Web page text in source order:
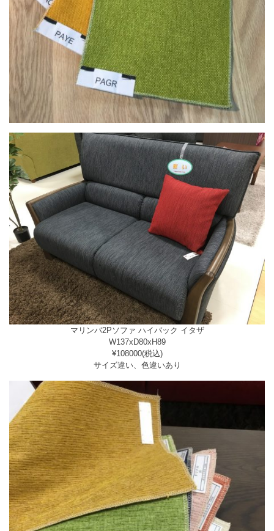
マリンバ2Pソファ ハイバック イタザ
W137xD80xH89
¥108000(税込)
サイズ違い、色違いあり